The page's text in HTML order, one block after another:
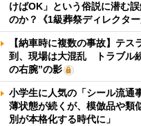
けばOK」という俗説に潜む
のか？《1級葬祭ディレクター
【納車時に複数の事故】テ
到、現場は大混乱 トラブル
の右腕”の影
小学生に人気の「シール流
薄状態が続くが、模倣品や
別が本格化する時代に」